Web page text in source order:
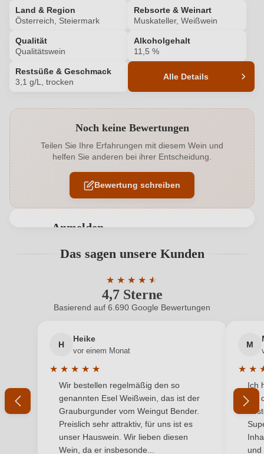
Land & Region
Österreich, Steiermark
Rebsorte & Weinart
Muskateller, Weißwein
Qualität
Qualitätswein
Alkoholgehalt
11,5 %
Restsüße & Geschmack
3,1 g/L, trocken
Alle Details
Alkoholgehalt in % 11,5 %
Allergene Enthält Sulfite
Ausbau Edelstahltank
Passt zu Asiatisch, Käse, Salat
Qualität Qualitätswein
Muskateller
Noch keine Bewertungen
Teilen Sie Ihre Erfahrungen mit diesem Wein und
helfen Sie anderen bei ihrer Entscheidung.
Bewertung schreiben
Anmelden
Benutzern abgegeben werden. Bitte loggen Sie sich
Neuer Kunde? Neuer Kunde?
Ihre E-Mail-Adresse
Ihr Passwort
Ich habe mein Passwort vergessen
Das sagen unsere Kunden
4,7 Sterne
★ ★ ★ ★ ★
★
Durchschnittliche Bewertung von 4.7
Basierend auf 6.690 Google Bewertungen
H
Heike
vor einem Monat
★ ★ ★ ★ ★
Durchschnittliche Bewertung von 5 von 5 Sternen
Wir bestellen regelmäßig den so
genannten Esel Weißwein, das ist der
Grauburgunder vom Weingut Bender.
Preislich sehr attraktiv, für uns ist es
unser Hauswein. Wir lieben diesen
Wein, da er insbesonde...
M
★ ★
Ich
mit
und